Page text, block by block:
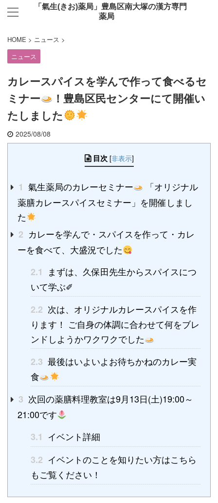
「氣生(きお)薬局」豊島区南大塚の漢方専門
薬局
HOME > ニュース >
ニュース
カレースパイスを学んで作って食べるセ
ミナー
！豊島区民センターにて開催い
たしました
2025/08/08
目次 [非表示]
1 氣生薬局のカレーセミナー
「オリジナル
薬膳カレースパイスセミナー」を開催しまし
た
2 カレーを学んで・スパイスを作って・カレ
ーを食べて、大盛況でした
2.1
まずは、久保田先生からスパイスにつ
いて学ぶ✐
2.2 次は、オリジナルカレースパイスを作
ります！ ご自身の体調に合わせて何をブレ
ンドしようかワクワクでした
2.3 最後はいよいよお待ちかねのカレー実
食
3 次回の薬膳料理教室は9月13日(土)19:00～
21:00です
3.1 イベント詳細
3.2 イベントのことを知りたい方はこちら
もご覧ください！